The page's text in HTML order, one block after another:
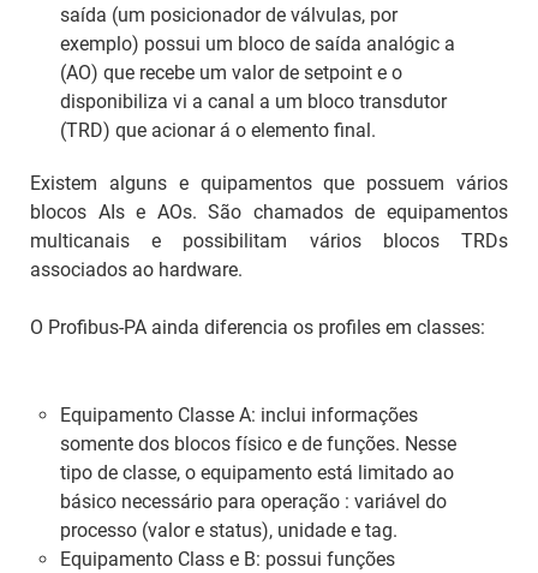
saída (um posicionador de válvulas, por
exemplo) possui um bloco de saída analógic a
(AO) que recebe um valor de setpoint e o
disponibiliza vi a canal a um bloco transdutor
(TRD) que acionar á o elemento final.
Existem alguns e quipamentos que possuem vários
blocos AIs e AOs. São chamados de equipamentos
multicanais e possibilitam vários blocos TRDs
associados ao hardware.
O Profibus-PA ainda diferencia os profiles em classes:
Equipamento Classe A: inclui informações
somente dos blocos físico e de funções. Nesse
tipo de classe, o equipamento está limitado ao
básico necessário para operação : variável do
processo (valor e status), unidade e tag.
Equipamento Class e B: possui funções